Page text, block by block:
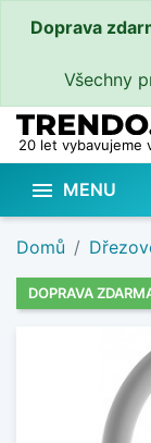
Doprava
Všechny
20 let vybavujeme
 MENU
Domů
DOPRAVA